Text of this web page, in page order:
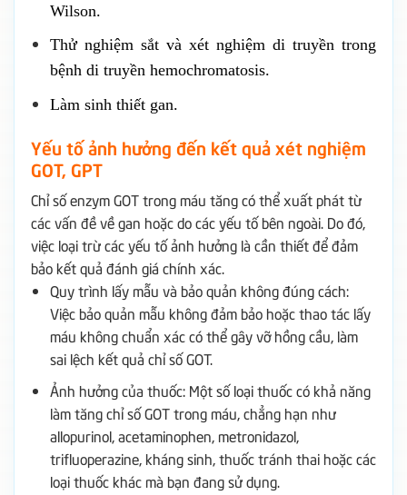
Wilson.
Thử nghiệm sắt và xét nghiệm di truyền trong
bệnh di truyền hemochromatosis.
Làm sinh thiết gan.
Yếu tố ảnh hưởng đến kết quả xét nghiệm
GOT, GPT
Chỉ số enzym GOT trong máu tăng có thể xuất phát từ
các vấn đề về gan hoặc do các yếu tố bên ngoài. Do đó,
việc loại trừ các yếu tố ảnh hưởng là cần thiết để đảm
bảo kết quả đánh giá chính xác.
Quy trình lấy mẫu và bảo quản không đúng cách:
Việc bảo quản mẫu không đảm bảo hoặc thao tác lấy
máu không chuẩn xác có thể gây vỡ hồng cầu, làm
sai lệch kết quả chỉ số GOT.
Ảnh hưởng của thuốc: Một số loại thuốc có khả năng
làm tăng chỉ số GOT trong máu, chẳng hạn như
allopurinol, acetaminophen, metronidazol,
trifluoperazine, kháng sinh, thuốc tránh thai hoặc các
loại thuốc khác mà bạn đang sử dụng.